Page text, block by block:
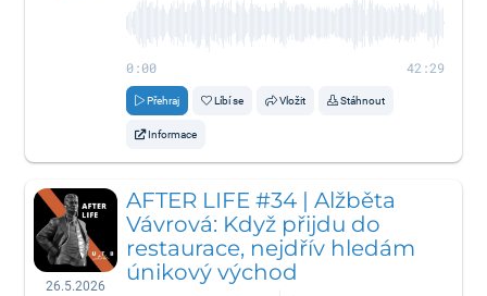
0:00 42:29
Přehraj Líbí se Vložit Stáhnout
Informace
26.5.2026
AFTER LIFE #34 | Alžběta
Vávrová: Když přijdu do
restaurace, nejdřív hledám
únikový východ